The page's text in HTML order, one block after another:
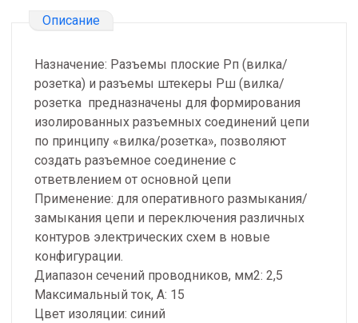
Описание
Назначение: Разъемы плоские Рп (вилка/
розетка) и разъемы штекеры Рш (вилка/
розетка предназначены для формирования
изолированных разъемных соединений цепи
по принципу «вилка/розетка», позволяют
создать разъемное соединение с
ответвлением от основной цепи
Применение: для оперативного размыкания/
замыкания цепи и переключения различных
контуров электрических схем в новые
конфигурации.
Диапазон сечений проводников, мм2: 2,5
Максимальный ток, А: 15
Цвет изоляции: синий